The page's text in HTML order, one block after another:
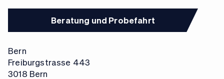
Beratung und Probefahrt
Bern
Freiburgstrasse 443
3018 Bern